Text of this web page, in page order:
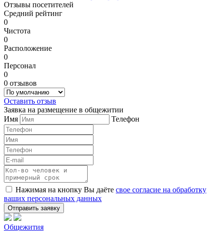
Отзывы посетителей
Средний рейтинг
0
Чистота
0
Расположение
0
Персонал
0
0 отзывов
Оставить отзыв
Заявка на размещение в общежитии
Имя
Телефон
Нажимая на кнопку Вы даёте свое согласие на обработку
ваших персональных данных
Общежития